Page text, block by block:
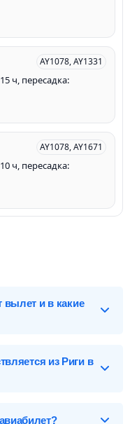
AY1078, AY1331
ч, пересадка:
AY1078, AY1671
ч, пересадка:
вылет и в какие
из Риги в